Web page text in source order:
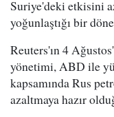
Suriye'deki etkisini
yoğunlaştığı bir
Reuters'ın 4
yönetimi, ABD ile
kapsamında Rus
azaltmaya hazır